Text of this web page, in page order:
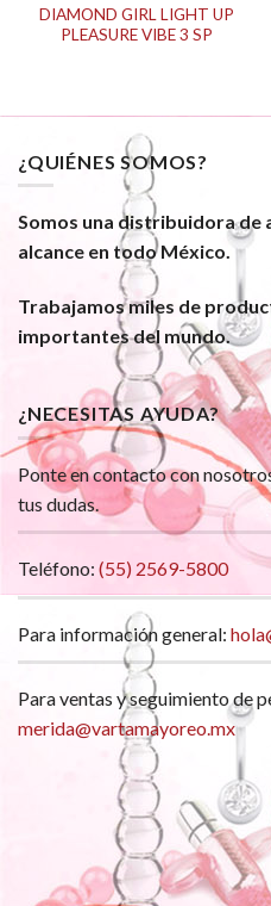
DIAMOND GIRL LIGHT UP
PLEASURE VIBE 3 SP
¿QUIÉNES SOMOS?
Somos una distribuidora de
alcance en todo México.
Trabajamos miles de
importantes del mundo.
¿NECESITAS AYUDA?
Ponte en contacto con
tus dudas.
Teléfono: (55) 2569-5800
Para información general:
Para ventas y seguimiento de
merida@vartamayoreo.mx